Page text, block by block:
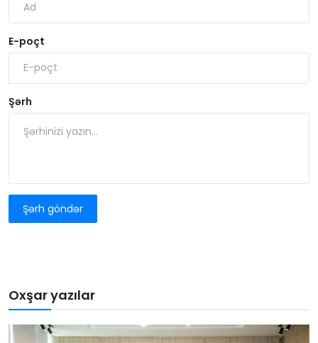
E-poçt
Şərh
Şərh göndər
Oxşar yazılar